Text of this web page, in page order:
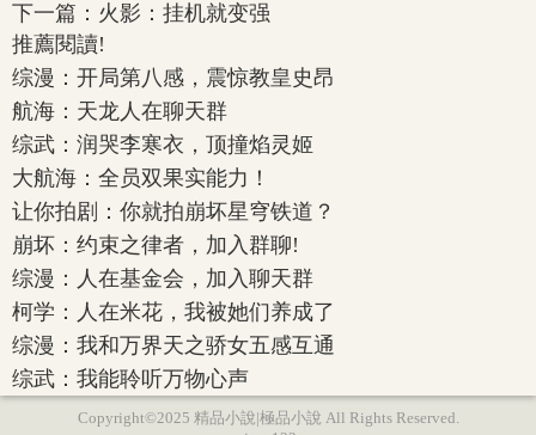
下一篇： 火影：挂机就变强
推薦閱讀!
综漫：开局第八感，震惊教皇史昂
航海：天龙人在聊天群
综武：润哭李寒衣，顶撞焰灵姬
大航海：全员双果实能力！
让你拍剧：你就拍崩坏星穹铁道？
崩坏：约束之律者，加入群聊!
综漫：人在基金会，加入聊天群
柯学：人在米花，我被她们养成了
综漫：我和万界天之骄女五感互通
综武：我能聆听万物心声
Copyright©2025 精品小說|極品小說 All Rights Reserved.